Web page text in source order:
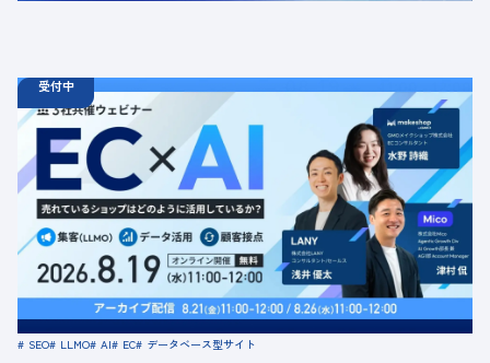
受付中
ウェビナー 08.19
11:00 - 12:00
水 11:00 - 12:00
【無料セミナー】EC × AI 売れているショップはどのよう
に活用しているか？ 「集客（LLMO）」「データ活用」
「顧客接点」
定員数：500名
金額：無料
場所：オンライン
SEO LLMO AI EC データベース型サイト